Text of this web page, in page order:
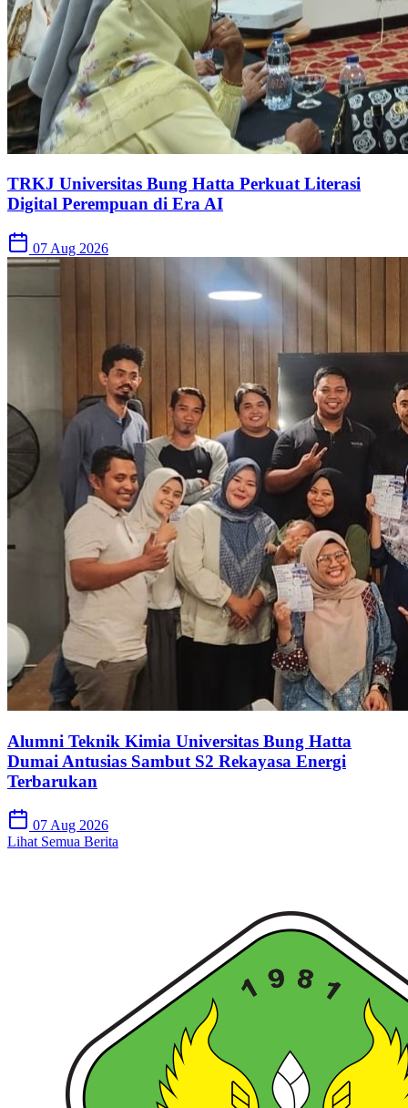
TRKJ Universitas Bung Hatta Perkuat Literasi
Digital Perempuan di Era AI
07 Aug 2026
Alumni Teknik Kimia Universitas Bung Hatta
Dumai Antusias Sambut S2 Rekayasa Energi
Terbarukan
07 Aug 2026
Lihat Semua Berita